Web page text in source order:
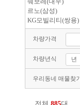
차량가격
차량년식
우리동네 매물찾기